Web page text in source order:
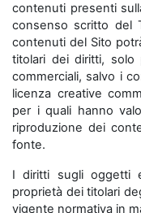
contenuti presenti
consenso scritto del
contenuti del Sito
titolari dei diritti,
commerciali, salvo i
licenza creative
per i quali hanno
riproduzione dei
fonte.
I diritti sugli oggetti
proprietà dei titolari
vigente normativa in